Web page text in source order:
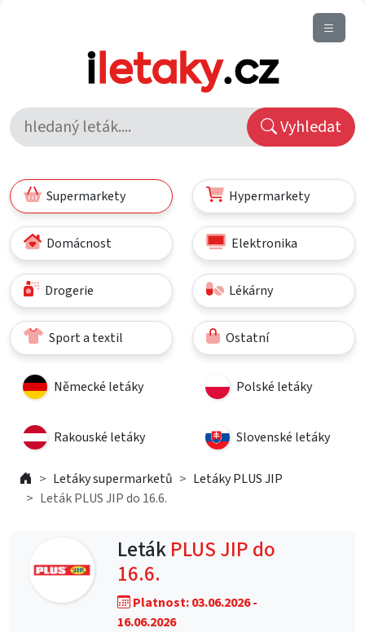
Vyhledat
Supermarkety Hypermarkety
Domácnost Elektronika
Drogerie Lékárny
Sport a textil Ostatní
Německé letáky Polské letáky
Rakouské letáky Slovenské letáky
Letáky supermarketů
Letáky PLUS JIP
Leták PLUS JIP do 16.6.
LetákPLUS JIP do
16.6.
Platnost: 03.06.2026 -
16.06.2026